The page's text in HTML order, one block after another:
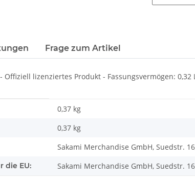
Frage zum Artikel
Offiziell lizenziertes Produkt - Fassungsvermögen:
0,37 kg
0,37 kg
Sakami Merchandise GmbH, Suedstr.
die EU: Sakami Merchandise GmbH, Suedstr.